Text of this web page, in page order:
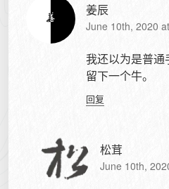
姜辰
June 10th, 2020
我还以为是普通
留下一个牛。
回复
松茸
June 10th,